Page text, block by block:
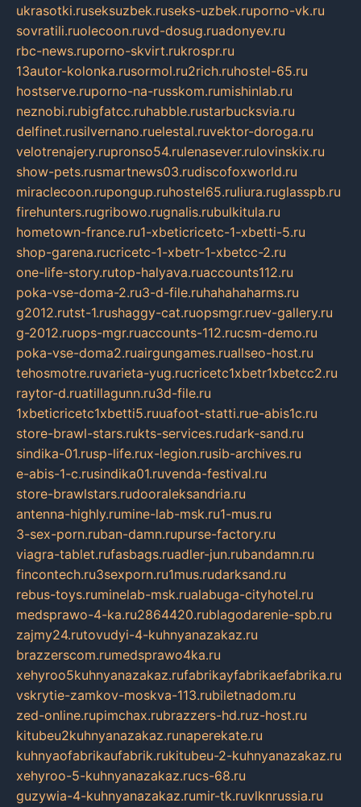
ukrasotki.ruseksuzbek.ruseks-uzbek.ruporno-vk.ru
sovratili.ruolecoon.ruvd-dosug.ruadonyev.ru
rbc-news.ruporno-skvirt.rukrospr.ru
13autor-kolonka.rusormol.ru2rich.ruhostel-65.ru
hostserve.ruporno-na-russkom.rumishinlab.ru
neznobi.rubigfatcc.ruhabble.rustarbucksvia.ru
delfinet.rusilvernano.ruelestal.ruvektor-doroga.ru
velotrenajery.rupronso54.rulenasever.rulovinskix.ru
show-pets.rusmartnews03.rudiscofoxworld.ru
miraclecoon.rupongup.ruhostel65.ruliura.ruglasspb.ru
firehunters.rugribowo.rugnalis.rubulkitula.ru
hometown-france.ru1-xbeticricetc-1-xbetti-5.ru
shop-garena.rucricetc-1-xbetr-1-xbetcc-2.ru
one-life-story.rutop-halyava.ruaccounts112.ru
poka-vse-doma-2.ru3-d-file.ruhahahaharms.ru
g2012.rutst-1.rushaggy-cat.ruopsmgr.ruev-gallery.ru
g-2012.ruops-mgr.ruaccounts-112.rucsm-demo.ru
poka-vse-doma2.ruairgungames.ruallseo-host.ru
tehosmotre.ruvarieta-yug.rucricetc1xbetr1xbetcc2.ru
raytor-d.ruatillagunn.ru3d-file.ru
1xbeticricetc1xbetti5.ruuafoot-statti.rue-abis1c.ru
store-brawl-stars.rukts-services.rudark-sand.ru
sindika-01.rusp-life.rux-legion.rusib-archives.ru
e-abis-1-c.rusindika01.ruvenda-festival.ru
store-brawlstars.rudooraleksandria.ru
antenna-highly.rumine-lab-msk.ru1-mus.ru
3-sex-porn.ruban-damn.rupurse-factory.ru
viagra-tablet.rufasbags.ruadler-jun.rubandamn.ru
fincontech.ru3sexporn.ru1mus.rudarksand.ru
rebus-toys.ruminelab-msk.rualabuga-cityhotel.ru
medsprawo-4-ka.ru2864420.rublagodarenie-spb.ru
zajmy24.rutovudyi-4-kuhnyanazakaz.ru
brazzerscom.rumedsprawo4ka.ru
xehyroo5kuhnyanazakaz.rufabrikayfabrikaefabrika.ru
vskrytie-zamkov-moskva-113.rubiletnadom.ru
zed-online.rupimchax.rubrazzers-hd.ruz-host.ru
kitubeu2kuhnyanazakaz.runaperekate.ru
kuhnyaofabrikaufabrik.rukitubeu-2-kuhnyanazakaz.ru
xehyroo-5-kuhnyanazakaz.rucs-68.ru
guzywia-4-kuhnyanazakaz.rumir-tk.ruvlknrussia.ru